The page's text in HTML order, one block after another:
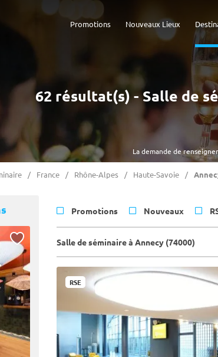
Nouveaux Lieux
Promotions
La demande de
62 résultat(s) - Salle de
France Rhône-Alpes Haute-Savoie
Promotions Nouveaux
Salle de séminaire à Annecy (74000)
RSE